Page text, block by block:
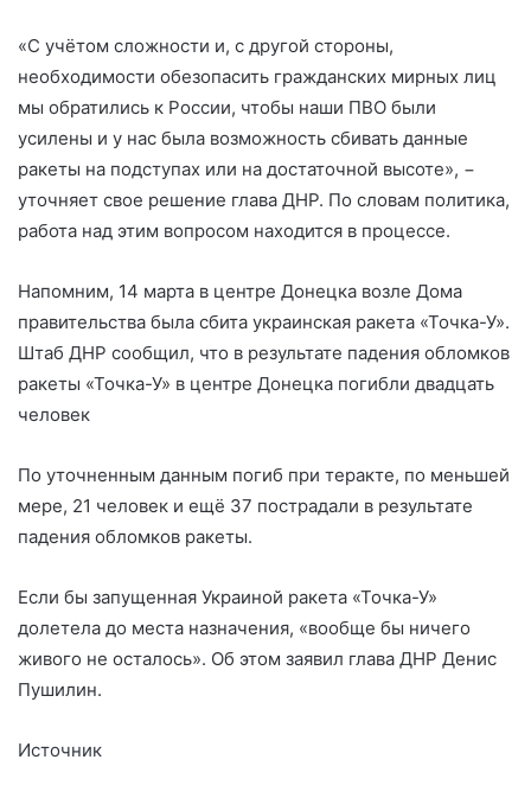
«С учётом сложности и, с другой стороны,
необходимости обезопасить гражданских мирных лиц
мы обратились к России, чтобы наши ПВО были
усилены и у нас была возможность сбивать данные
ракеты на подступах или на достаточной высоте», −
уточняет свое решение глава ДНР. По словам политика,
работа над этим вопросом находится в процессе.
Напомним, 14 марта в центре Донецка возле Дома
правительства была сбита украинская ракета «Точка-У».
Штаб ДНР сообщил, что в результате падения обломков
ракеты «Точка-У» в центре Донецка погибли двадцать
человек
По уточненным данным погиб при теракте, по меньшей
мере, 21 человек и ещё 37 пострадали в результате
падения обломков ракеты.
Если бы запущенная Украиной ракета «Точка-У»
долетела до места назначения, «вообще бы ничего
живого не осталось». Об этом заявил глава ДНР Денис
Пушилин.
Источник